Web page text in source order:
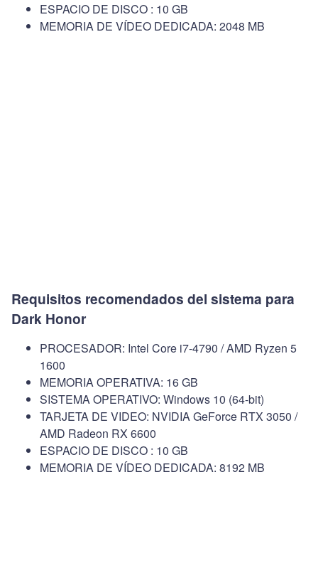
ESPACIO DE DISCO : 10 GB
MEMORIA DE VÍDEO DEDICADA: 2048 MB
Requisitos recomendados del sistema para
Dark Honor
PROCESADOR: Intel Core i7-4790 / AMD Ryzen 5
1600
MEMORIA OPERATIVA: 16 GB
SISTEMA OPERATIVO: Windows 10 (64-bit)
TARJETA DE VIDEO: NVIDIA GeForce RTX 3050 /
AMD Radeon RX 6600
ESPACIO DE DISCO : 10 GB
MEMORIA DE VÍDEO DEDICADA: 8192 MB